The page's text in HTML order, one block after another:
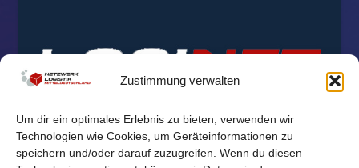
Zustimmung verwalten
Um dir ein optimales Erlebnis zu bieten, verwenden wir
Technologien wie Cookies, um Geräteinformationen zu
speichern und/oder darauf zuzugreifen. Wenn du diesen